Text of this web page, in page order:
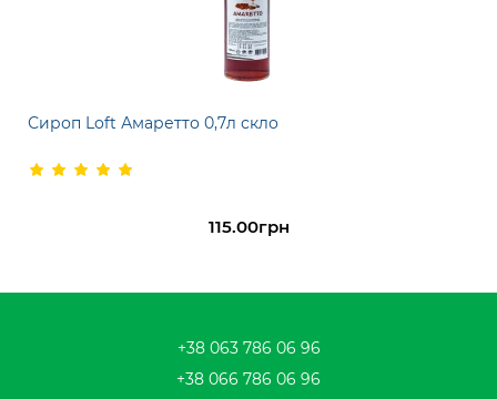
Сироп Loft Амаретто 0,7л скло
115.00грн
+38 063 786 06 96
+38 066 786 06 96